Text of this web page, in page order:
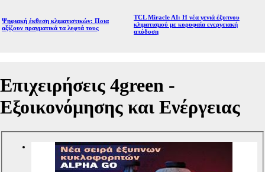
Ψηφιακή έκθεση κλιματιστικών: Ποια
αξίζουν πραγματικά τα λεφτά τους
TCL Miracle AI: Η νέα γενιά έξυπνου
κλιματισμού με κορυφαία ενεργειακή
απόδοση